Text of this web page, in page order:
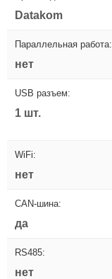
Datakom
Параллельная работа:
нет
USB разъем:
1 шт.
WiFi:
нет
CAN-шина:
да
RS485:
нет